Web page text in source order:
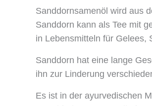
Sanddornsamenöl wird aus
Sanddorn kann als Tee mit
in Lebensmitteln für Gelees,
Sanddorn hat eine lange
ihn zur Linderung
Es ist in der ayurvedischen